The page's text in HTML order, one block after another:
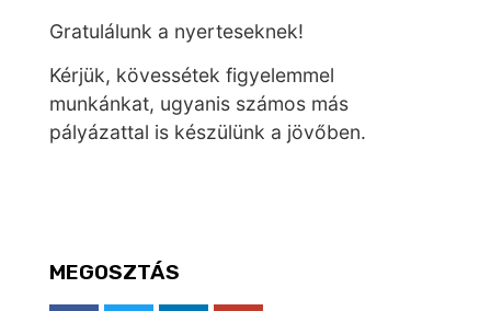
Gratulálunk a nyerteseknek!
Kérjük, kövessétek figyelemmel
munkánkat, ugyanis számos más
pályázattal is készülünk a jövőben.
MEGOSZTÁS